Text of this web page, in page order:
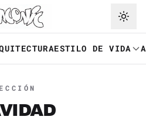
ESTILO DE VIDA